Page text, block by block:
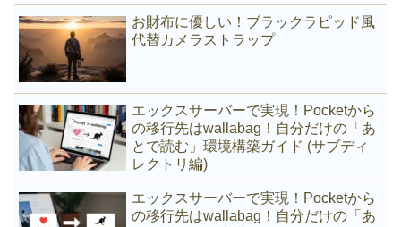
お財布に優しい！ブラックラピッド風
代替カメラストラップ
エックスサーバーで実現！Pocketから
の移行先はwallabag！自分だけの「あ
とで読む」環境構築ガイド (サブディ
レクトリ編)
エックスサーバーで実現！Pocketから
の移行先はwallabag！自分だけの「あ